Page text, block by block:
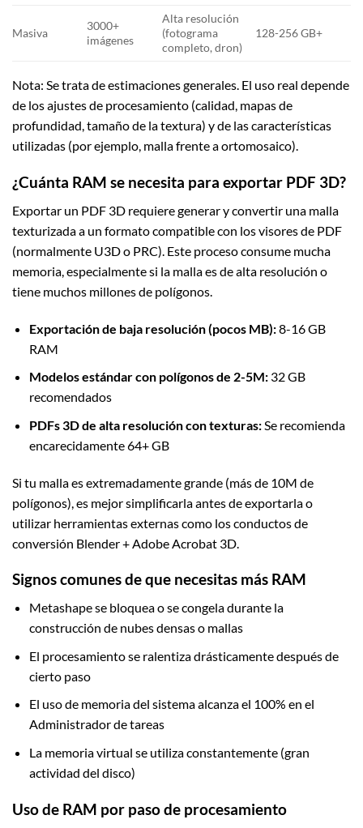
Masiva
3000+
imágenes
Alta resolución
(fotograma
completo, dron)
128-256 GB+
Nota: Se trata de estimaciones generales. El uso real depende
de los ajustes de procesamiento (calidad, mapas de
profundidad, tamaño de la textura) y de las características
utilizadas (por ejemplo, malla frente a ortomosaico).
¿Cuánta RAM se necesita para exportar PDF 3D?
Exportar un PDF 3D requiere generar y convertir una malla
texturizada a un formato compatible con los visores de PDF
(normalmente U3D o PRC). Este proceso consume mucha
memoria, especialmente si la malla es de alta resolución o
tiene muchos millones de polígonos.
Exportación de baja resolución (pocos MB):8-16 GB
RAM
Modelos estándar con polígonos de 2-5M:32 GB
recomendados
PDFs 3D de alta resolución con texturas:Se recomienda
encarecidamente 64+ GB
Si tu malla es extremadamente grande (más de 10M de
polígonos), es mejor simplificarla antes de exportarla o
utilizar herramientas externas como los conductos de
conversión Blender + Adobe Acrobat 3D.
Signos comunes de que necesitas más RAM
Metashape se bloquea o se congela durante la
construcción de nubes densas o mallas
El procesamiento se ralentiza drásticamente después de
cierto paso
El uso de memoria del sistema alcanza el 100% en el
Administrador de tareas
La memoria virtual se utiliza constantemente (gran
actividad del disco)
Uso de RAM por paso de procesamiento